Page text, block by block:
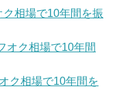
相場で10年間を振
オク相場で10年間
ク相場で10年間を